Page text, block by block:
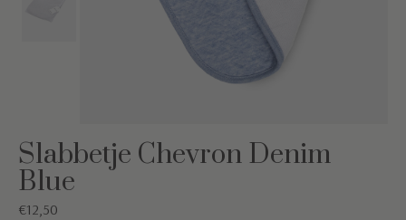
Slabbetje Chevron Denim
Blue
€12,50